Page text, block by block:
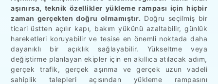
aşınırsa, teknik özellikler yükleme rampası için hiçbir
zaman gerçekten doğru olmamıştır. Doğru seçilmiş bir
ticari üstten açılır kapı, bakım yükünü azaltabilir, günlük
hareketleri koruyabilir ve tesise en önemli noktada daha
dayanıklı bir açıklık sağlayabilir. Yükseltme veya
değiştirme planlayan ekipler için en akıllıca atılacak adım,
gerçek trafik, gerçek aşınma ve gerçek uzun vadeli
sahiplik talepleri açısından yükleme rampasını